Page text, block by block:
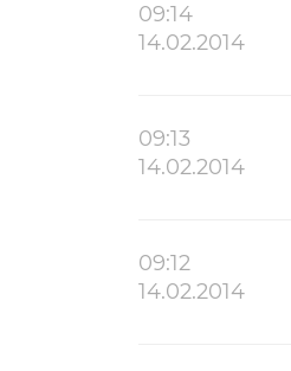
09:14
14.02.2014
09:13
14.02.2014
09:12
14.02.2014